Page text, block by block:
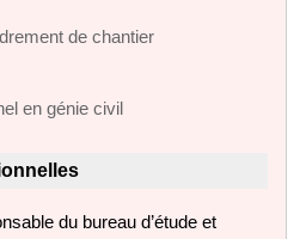
de chantier
en génie civil
du bureau d’étude et